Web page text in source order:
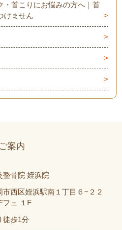
・首こりにお悩みの方へ｜首
けません
ご案内
整骨院 姪浜院
市西区姪浜駅南１丁目６−２２
フェ １F
徒歩1分